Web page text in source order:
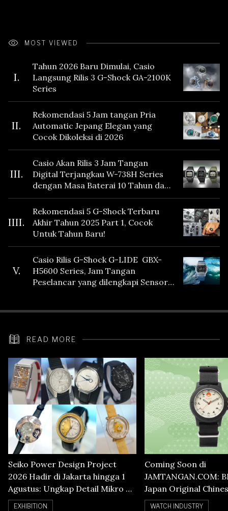
MOST VIEWED
I.
Tahun 2026 Baru Dimulai, Casio
Langsung Rilis 3 G-Shock GA-2100K
Series
II.
Rekomendasi 5 Jam tangan Pria
Automatic Jepang Elegan yang
Cocok Dikoleksi di 2026
III.
Casio Akan Rilis 3 Jam Tangan
Digital Terjangkau W-738H Series
dengan Masa Baterai 10 Tahun dan
Fitur Vibration
IIII.
Rekomendasi 5 G-Shock Terbaru
Akhir Tahun 2025 Part 1, Cocok
Untuk Tahun Baru!
V.
Casio Rilis G-Shock G-LIDE GBX-
H5600 Series, Jam Tangan
Peselancar yang dilengkapi Sensor
READ MORE
Seiko Power Design Project
2026 Hadir di Jakarta hingga 1
Agustus: Ungkap Detail Mikro di
Balik Seni Watchmaking
EXHIBITION
Coming Soon di
JAMTANGAN.COM:
Japan Original
Numerals Watch
WATCH INDUSTRY